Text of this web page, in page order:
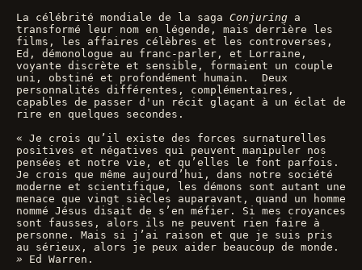
La célébrité mondiale de la saga Conjuring a
transformé leur nom en légende, mais derrière les
films, les affaires célèbres et les controverses,
Ed, démonologue au franc-parler, et Lorraine,
voyante discrète et sensible, formaient un couple
uni, obstiné et profondément humain.  Deux
personnalités différentes, complémentaires,
capables de passer d'un récit glaçant à un éclat de
rire en quelques secondes.
« Je crois qu’il existe des forces surnaturelles
positives et négatives qui peuvent manipuler nos
pensées et notre vie, et qu’elles le font parfois.
Je crois que même aujourd’hui, dans notre société
moderne et scientifique, les démons sont autant une
menace que vingt siècles auparavant, quand un homme
nommé Jésus disait de s’en méfier. Si mes croyances
sont fausses, alors ils ne peuvent rien faire à
personne. Mais si j’ai raison et que je suis pris
» Ed Warren.